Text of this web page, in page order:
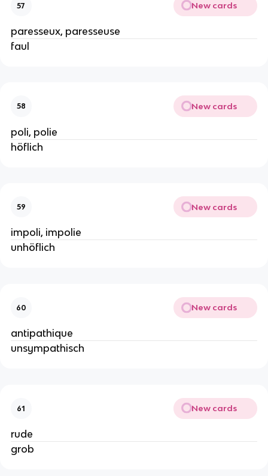
57 New cards
paresseux, paresseuse
faul
58 New cards
poli, polie
höflich
59 New cards
impoli, impolie
unhöflich
60 New cards
antipathique
unsympathisch
61 New cards
rude
grob